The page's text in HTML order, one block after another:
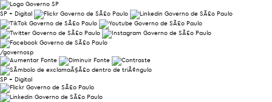
SP + Digital
/governosp
SP + Digital